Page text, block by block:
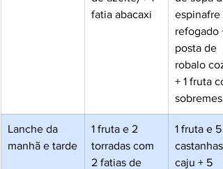
fatia abacaxi
espinafre
refogado
posta de
robalo
+ 1 fruta
sobremesa
Lanche da
manhã e tarde
1 fruta e 2
torradas com
2 fatias de
1 fruta e 5
caju + 5